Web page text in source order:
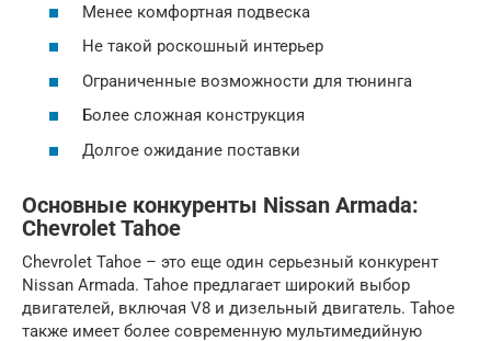
Менее комфортная подвеска
Не такой роскошный интерьер
Ограниченные возможности для тюнинга
Более сложная конструкция
Долгое ожидание поставки
Основные конкуренты Nissan Armada:
Chevrolet Tahoe
Chevrolet Tahoe – это еще один серьезный конкурент
Nissan Armada. Tahoe предлагает широкий выбор
двигателей, включая V8 и дизельный двигатель. Tahoe
также имеет более современную мультимедийную